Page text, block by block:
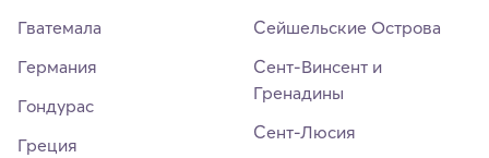
Гватемала
Германия
Гондурас
Греция
Сейшельские Острова
Сент-Винсент и
Гренадины
Сент-Люсия